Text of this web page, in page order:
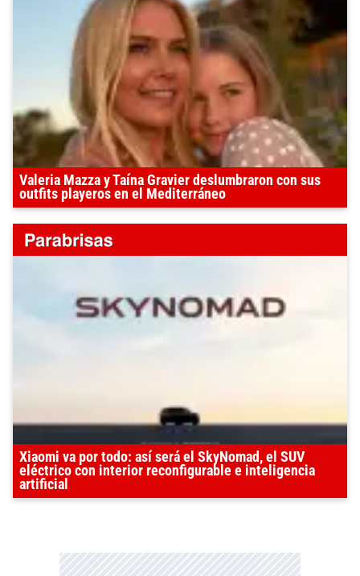
Valeria Mazza y Taína Gravier deslumbraron con sus
outfits playeros en el Mediterráneo
Xiaomi va por todo: así será el SkyNomad, el SUV
eléctrico con interior reconfigurable e inteligencia
artificial